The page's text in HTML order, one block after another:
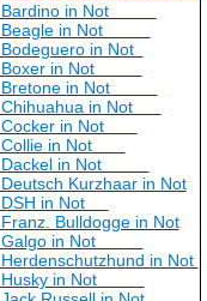
Bardino in Not
Beagle in Not
Bodeguero in Not
Boxer in Not
Bretone in Not
Chihuahua in Not
Cocker in Not
Collie in Not
Dackel in Not
Deutsch Kurzhaar in Not
DSH in Not
Franz. Bulldogge in Not
Galgo in Not
Herdenschutzhund in Not
Husky in Not